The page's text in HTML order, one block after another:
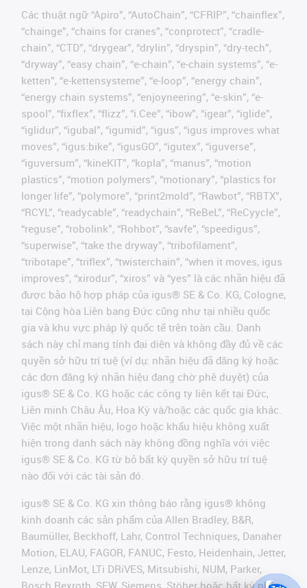
Các thuật ngữ “Apiro”, “AutoChain”, “CFRIP”, “chainflex”,
“chainge”, “chains for cranes”, “conprotect”, “cradle-
chain”, “CTD”, “drygear”, “drylin”, “dryspin”, “dry-tech”,
“dryway”, “easy chain”, “e-chain”, “e-chain systems”, “e-
ketten”, “e-kettensysteme”, “e-loop”, “energy chain”,
“energy chain systems”, “enjoyneering”, “e-skin”, “e-
spool”, “fixflex”, “flizz”, “i.Cee”, “ibow”, “igear”, “iglide”,
“iglidur”, “igubal”, “igumid”, “igus”, “igus improves what
moves”, “igus:bike”, “igusGO”, “igutex”, “iguverse”,
“iguversum”, “kineKIT”, “kopla”, “manus”, “motion
plastics”, “motion polymers”, “motionary”, “plastics for
longer life”, “polymore”, “print2mold”, “Rawbot”, “RBTX”,
“RCYL”, “readycable”, “readychain”, “ReBeL”, “ReCyycle”,
“reguse”, “robolink”, “Rohbot”, “savfe”, “speedigus”,
“superwise”, “take the dryway”, “tribofilament”,
“tribotape”, “triflex”, “twisterchain”, “when it moves, igus
improves”, “xirodur”, “xiros” và “yes” là các nhãn hiệu đã
được bảo hộ hợp pháp của igus® SE & Co. KG, Cologne,
tại Cộng hòa Liên bang Đức cũng như tại nhiều quốc
gia và khu vực pháp lý quốc tế trên toàn cầu. Danh
sách này chỉ mang tính đại diện và không đầy đủ về các
quyền sở hữu trí tuệ (ví dụ: nhãn hiệu đã đăng ký hoặc
các đơn đăng ký nhãn hiệu đang chờ phê duyệt) của
igus® SE & Co. KG hoặc các công ty liên kết tại Đức,
Liên minh Châu Âu, Hoa Kỳ và/hoặc các quốc gia khác.
Việc một nhãn hiệu, logo hoặc khẩu hiệu không xuất
hiện trong danh sách này không đồng nghĩa với việc
igus® SE & Co. KG từ bỏ bất kỳ quyền sở hữu trí tuệ
nào đối với các tài sản đó.
igus® SE & Co. KG xin thông báo rằng igus® không
kinh doanh các sản phẩm của Allen Bradley, B&R,
Baumüller, Beckhoff, Lahr, Control Techniques, Danaher
Motion, ELAU, FAGOR, FANUC, Festo, Heidenhain, Jetter,
Lenze, LinMot, LTi DRiVES, Mitsubishi, NUM, Parker,
Bosch Rexroth, SEW, Siemens, Stöber hoặc bất kỳ nhà